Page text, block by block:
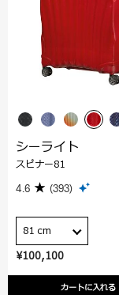
¥100,100
カートに入れる
シーライト
スピナー81
4.6 (393)
81 cm